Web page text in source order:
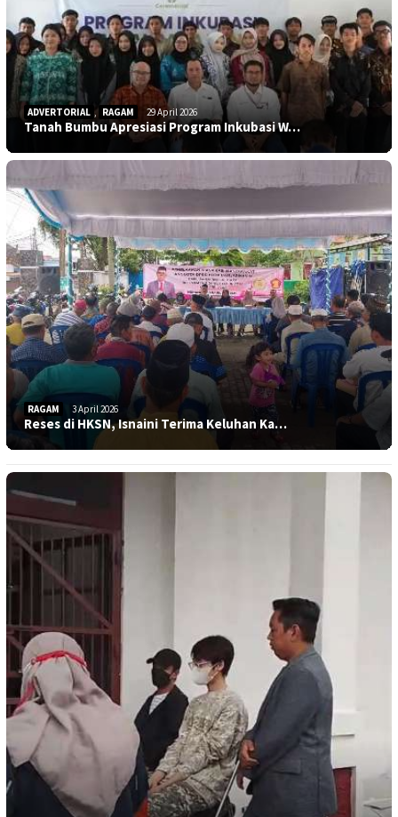
ADVERTORIAL , RAGAM 29 April 2026
Tanah Bumbu Apresiasi Program Inkubasi W…
RAGAM 3 April 2026
Reses di HKSN, Isnaini Terima Keluhan Ka…